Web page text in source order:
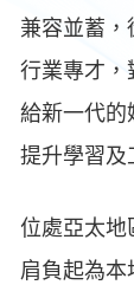
兼容並蓄
行業專才，
給新一代的
提升學習及
位處亞太地
肩負起為